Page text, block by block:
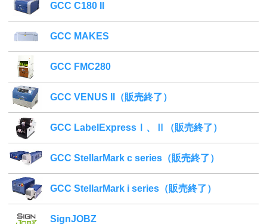
GCC C180 II
GCC MAKES
GCC FMC280
GCC VENUS II（販売終了）
GCC LabelExpressⅠ、Ⅱ（販売終了）
GCC StellarMark c series（販売終了）
GCC StellarMark i series（販売終了）
SignJOBZ